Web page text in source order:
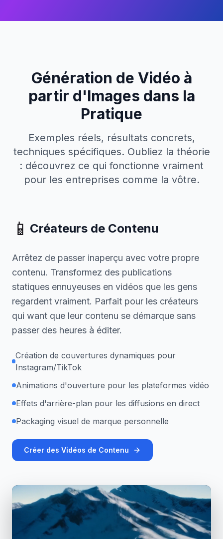
Génération de Vidéo à
partir d'Images dans la
Pratique
Exemples réels, résultats concrets,
techniques spécifiques. Oubliez la théorie
: découvrez ce qui fonctionne vraiment
pour les entreprises comme la vôtre.
📱 Créateurs de Contenu
Arrêtez de passer inaperçu avec votre propre
contenu. Transformez des publications
statiques ennuyeuses en vidéos que les gens
regardent vraiment. Parfait pour les créateurs
qui want que leur contenu se démarque sans
passer des heures à éditer.
Création de couvertures dynamiques pour
Instagram/TikTok
Animations d'ouverture pour les plateformes vidéo
Effets d'arrière-plan pour les diffusions en direct
Packaging visuel de marque personnelle
Créer des Vidéos de Contenu